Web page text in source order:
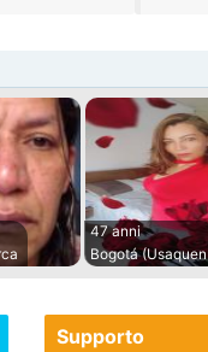
47 anni
Bogotá (Usaquen
Supporto